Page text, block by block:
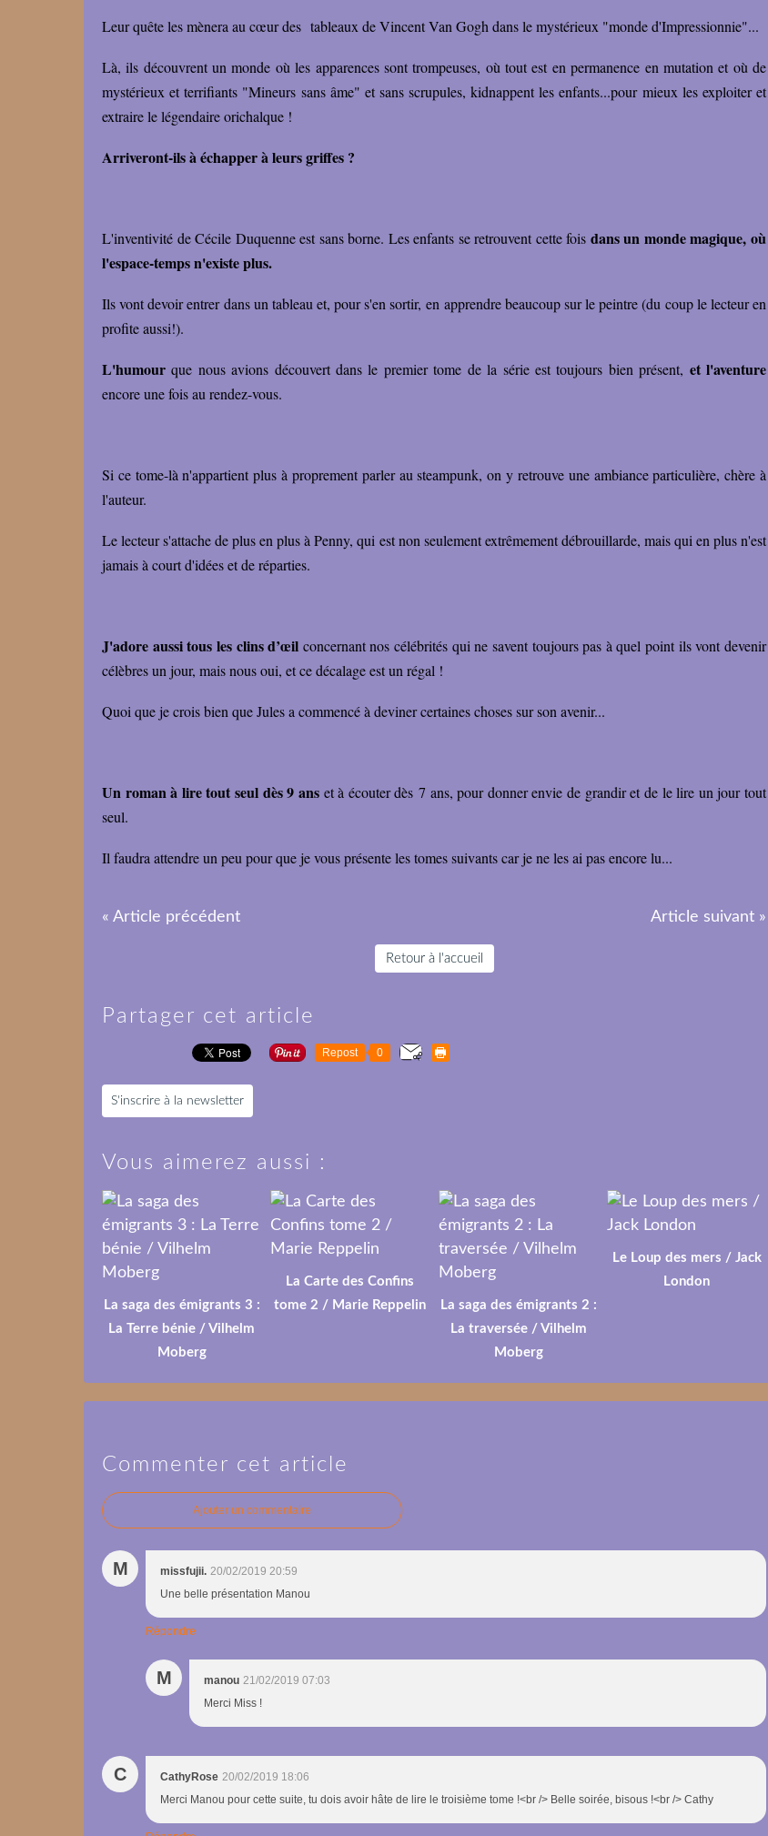
Leur quête les mènera au cœur des tableaux de Vincent Van Gogh dans le mystérieux "monde d'Impressionnie"...
Là, ils découvrent un monde où les apparences sont trompeuses, où tout est en permanence en mutation et où de
mystérieux et terrifiants "Mineurs sans âme" et sans scrupules, kidnappent les enfants...pour mieux les exploiter et
extraire le légendaire orichalque !
Arriveront-ils à échapper à leurs griffes ?
L'inventivité de Cécile Duquenne est sans borne. Les enfants se retrouvent cette fois dans un monde magique, où
l'espace-temps n'existe plus.
Ils vont devoir entrer dans un tableau et, pour s'en sortir, en apprendre beaucoup sur le peintre (du coup le lecteur en
profite aussi!).
L'humour que nous avions découvert dans le premier tome de la série est toujours bien présent, et l'aventure
encore une fois au rendez-vous.
Si ce tome-là n'appartient plus à proprement parler au steampunk, on y retrouve une ambiance particulière, chère à
l'auteur.
Le lecteur s'attache de plus en plus à Penny, qui est non seulement extrêmement débrouillarde, mais qui en plus n'est
jamais à court d'idées et de réparties.
J'adore aussi tous les clins d’œil concernant nos célébrités qui ne savent toujours pas à quel point ils vont devenir
célèbres un jour, mais nous oui, et ce décalage est un régal !
Quoi que je crois bien que Jules a commencé à deviner certaines choses sur son avenir...
Un roman à lire tout seul dès 9 anset à écouter dès 7 ans, pour donner envie de grandir et de le lire un jour tout
seul.
Il faudra attendre un peu pour que je vous présente les tomes suivants car je ne les ai pas encore lu...
« Article précédent Article suivant »
Retour à l'accueil
Partager cet article
Repost 0
S'inscrire à la newsletter
Vous aimerez aussi :
La saga des émigrants 3 :
La Terre bénie / Vilhelm
Moberg
La Carte des Confins
tome 2 / Marie Reppelin
La saga des émigrants 2 :
La traversée / Vilhelm
Moberg
Le Loup des mers / Jack
London
Commenter cet article
Ajouter un commentaire
M missfujii. 20/02/2019 20:59
Une belle présentation Manou
Répondre
M manou 21/02/2019 07:03
Merci Miss !
C CathyRose 20/02/2019 18:06
Merci Manou pour cette suite, tu dois avoir hâte de lire le troisième tome !<br /> Belle soirée, bisous !<br /> Cathy